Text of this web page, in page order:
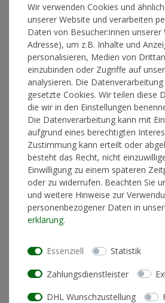
DJ BOBO
GESTÖRT ABER
UFO361
Wir verwenden Cookies und
unserer Website und verarbeiten
Daten von Besucher:innen unserer
Adresse), um z.B. Inhalte und
personalisieren, Medien von
einzubinden oder Zugriffe auf
analysieren. Die
gesetzte Cookies. Wir teilen diese
die wir in den Einstellungen
Die Datenverarbeitung kann mit
aufgrund eines berechtigten
Zustimmung kann erteilt oder
besteht das Recht, nicht
Einwilligung zu einem späteren
oder zu widerrufen. Beachten Sie
und weitere Hinweise zur
personenbezogener Daten in
erklärung.
Essenziell Statistik
Zahlungsdienstleister
DHL Wunschzustellung